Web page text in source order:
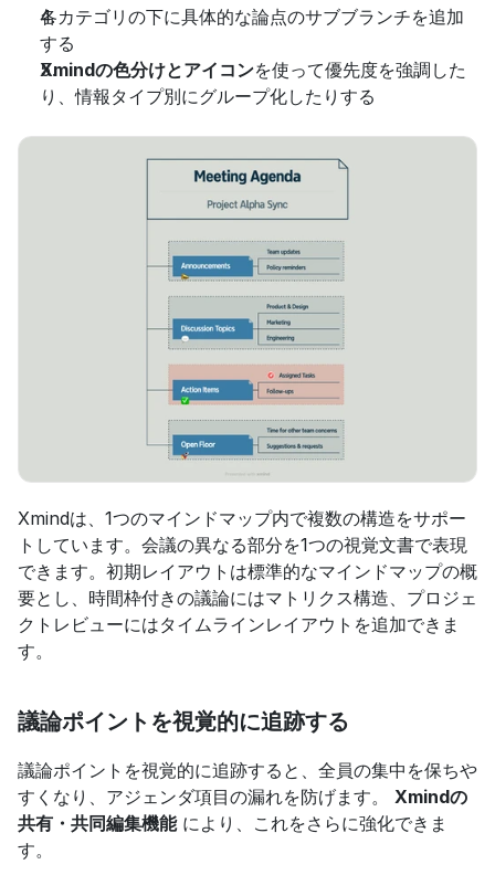
各カテゴリの下に具体的な論点のサブブランチを追加
する
Xmindの色分けとアイコンを使って優先度を強調した
り、情報タイプ別にグループ化したりする
Xmindは、1つのマインドマップ内で複数の構造をサポー
トしています。会議の異なる部分を1つの視覚文書で表現
できます。初期レイアウトは標準的なマインドマップの概
要とし、時間枠付きの議論にはマトリクス構造、プロジェ
クトレビューにはタイムラインレイアウトを追加できま
す。
議論ポイントを視覚的に追跡する
議論ポイントを視覚的に追跡すると、全員の集中を保ちや
すくなり、アジェンダ項目の漏れを防げます。 Xmindの
共有・共同編集機能 により、これをさらに強化できま
す。